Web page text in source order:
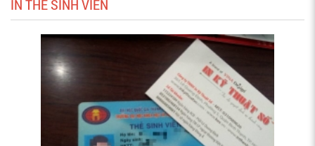
IN THẺ SINH VIÊN